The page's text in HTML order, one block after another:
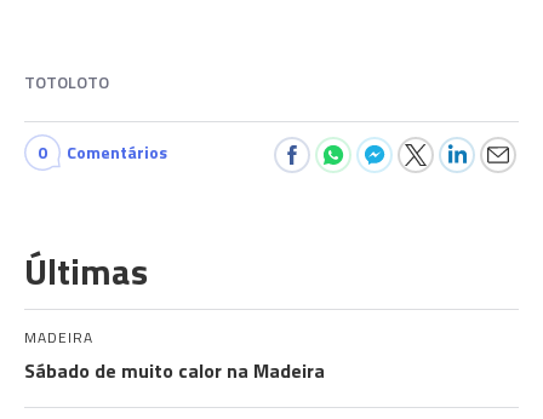
TOTOLOTO
0 Comentários
Últimas
MADEIRA
Sábado de muito calor na Madeira